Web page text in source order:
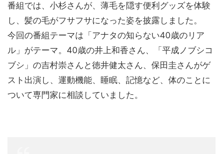
番組では、小杉さんが、薄毛を隠す便利グッズを体験
し、髪の毛がフサフサになった姿を披露しました。
今回の番組テーマは「アナタの知らない40歳のリア
ル」がテーマ。40歳の井上和香さん、「平成ノブシコ
ブシ」の吉村崇さんと徳井健太さん、保田圭さんがゲ
スト出演し、運動機能、睡眠、記憶など、体のことに
ついて専門家に相談していました。